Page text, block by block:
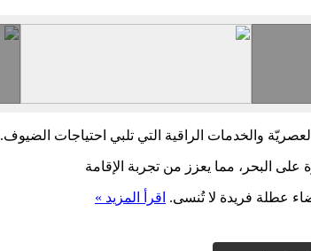
والخدمات الراقية التي تلبي احتياجات الضيوف.
البحر، مما يعزز من تجربة الإقامة
عطلة فريدة لا تُنسى. اقرأ المزيد »